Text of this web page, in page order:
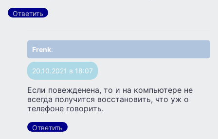
Ответить
Frenk:
20.10.2021 в 18:07
Если повежденена, то и на компьютере не
всегда получится восстановить, что уж о
телефоне говорить.
Ответить